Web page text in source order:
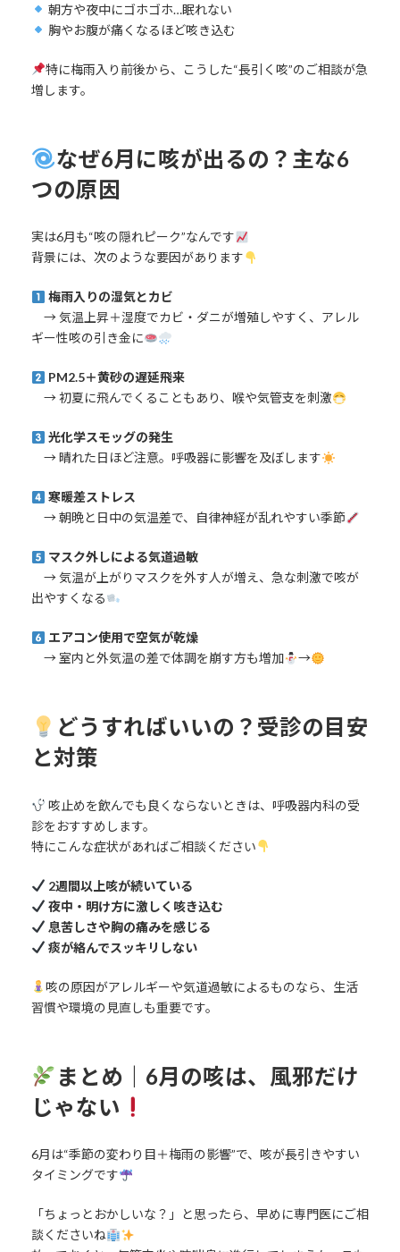
朝方や夜中にゴホゴホ…眠れない
胸やお腹が痛くなるほど咳き込む
特に梅雨入り前後から、こうした“長引く咳”のご相談が急
増します。
なぜ6月に咳が出るの？主な6
つの原因
実は6月も“咳の隠れピーク”なんです
背景には、次のような要因があります
梅雨入りの湿気とカビ
→ 気温上昇＋湿度でカビ・ダニが増殖しやすく、アレル
ギー性咳の引き金に
PM2.5＋黄砂の遅延飛来
→ 初夏に飛んでくることもあり、喉や気管支を刺激
光化学スモッグの発生
→ 晴れた日ほど注意。呼吸器に影響を及ぼします
寒暖差ストレス
→ 朝晩と日中の気温差で、自律神経が乱れやすい季節
マスク外しによる気道過敏
→ 気温が上がりマスクを外す人が増え、急な刺激で咳が
出やすくなる
エアコン使用で空気が乾燥
→ 室内と外気温の差で体調を崩す方も増加
→
どうすればいいの？受診の目安
と対策
咳止めを飲んでも良くならないときは、呼吸器内科の受
診をおすすめします。
特にこんな症状があればご相談ください
2週間以上咳が続いている
夜中・明け方に激しく咳き込む
息苦しさや胸の痛みを感じる
痰が絡んでスッキリしない
咳の原因がアレルギーや気道過敏によるものなら、生活
習慣や環境の見直しも重要です。
まとめ｜6月の咳は、風邪だけ
じゃない
6月は“季節の変わり目＋梅雨の影響”で、咳が長引きやすい
タイミングです
「ちょっとおかしいな？」と思ったら、早めに専門医にご相
談くださいね